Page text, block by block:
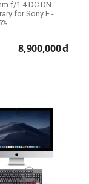
f/1.4 DC DN
for Sony E -
8,900,000đ